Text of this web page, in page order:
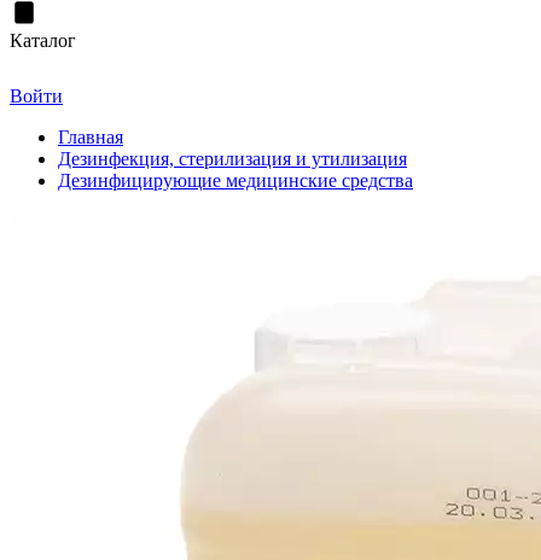
Каталог
Войти
Главная
Дезинфекция, стерилизация и утилизация
Дезинфицирующие медицинские средства